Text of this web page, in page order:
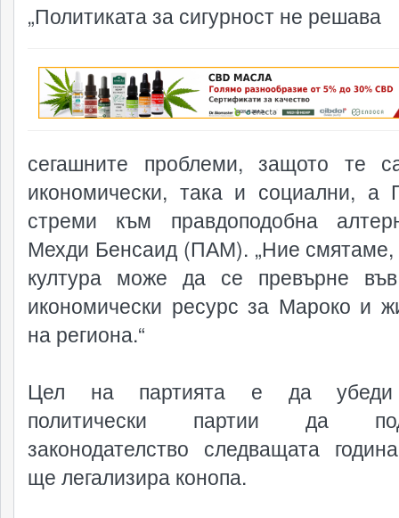
„Политиката за сигурност не решава
реклама
сегашните проблеми, защото те
икономически, така и социални,
стреми към правдоподобна
Мехди Бенсаид (ПАМ). „Ние смятаме,
култура може да се превърне
икономически ресурс за Мароко и
на региона.“
Цел на партията е да убеди
политически партии да
законодателство следващата
ще легализира конопа.